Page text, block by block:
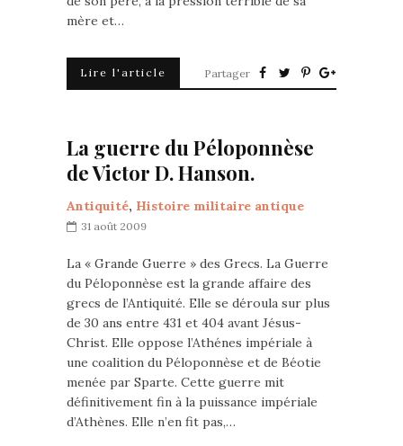
mère et…
Lire l'article Partager
La guerre du Péloponnèse
de Victor D. Hanson.
Antiquité, Histoire militaire antique
31 août 2009
La « Grande Guerre » des Grecs. La Guerre
du Péloponnèse est la grande affaire des
grecs de l’Antiquité. Elle se déroula sur plus
de 30 ans entre 431 et 404 avant Jésus-
Christ. Elle oppose l’Athénes impériale à
une coalition du Péloponnèse et de Béotie
menée par Sparte. Cette guerre mit
définitivement fin à la puissance impériale
d’Athènes. Elle n’en fit pas,…